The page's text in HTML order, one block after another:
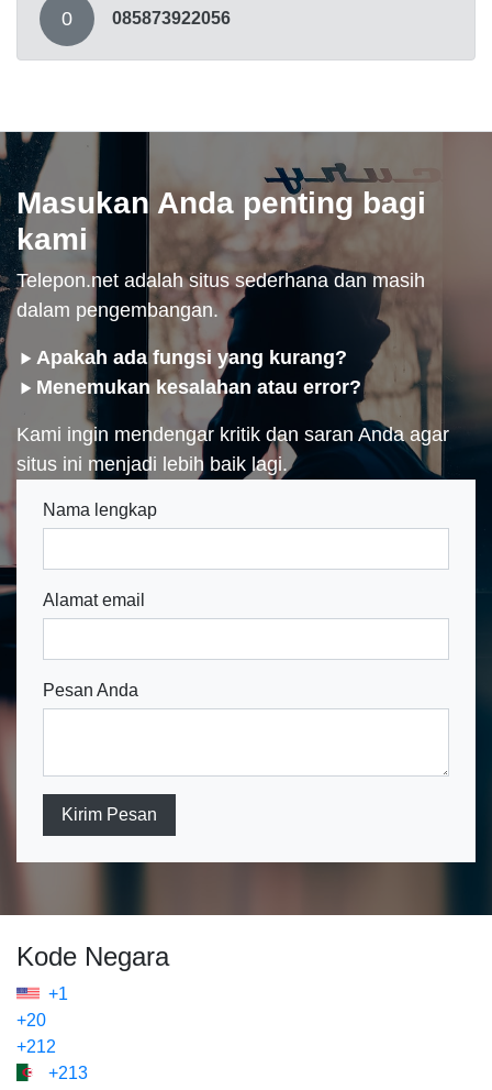
0 085873922056
Masukan Anda penting bagi
kami
Telepon.net adalah situs sederhana dan masih
dalam pengembangan.
Apakah ada fungsi yang kurang?
Menemukan kesalahan atau error?
Kami ingin mendengar kritik dan saran Anda agar
situs ini menjadi lebih baik lagi.
Nama lengkap
Alamat email
Pesan Anda
Kirim Pesan
Kode Negara
+1
+20
+212
+213